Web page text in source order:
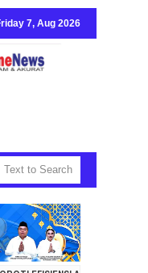
7, Aug 2026